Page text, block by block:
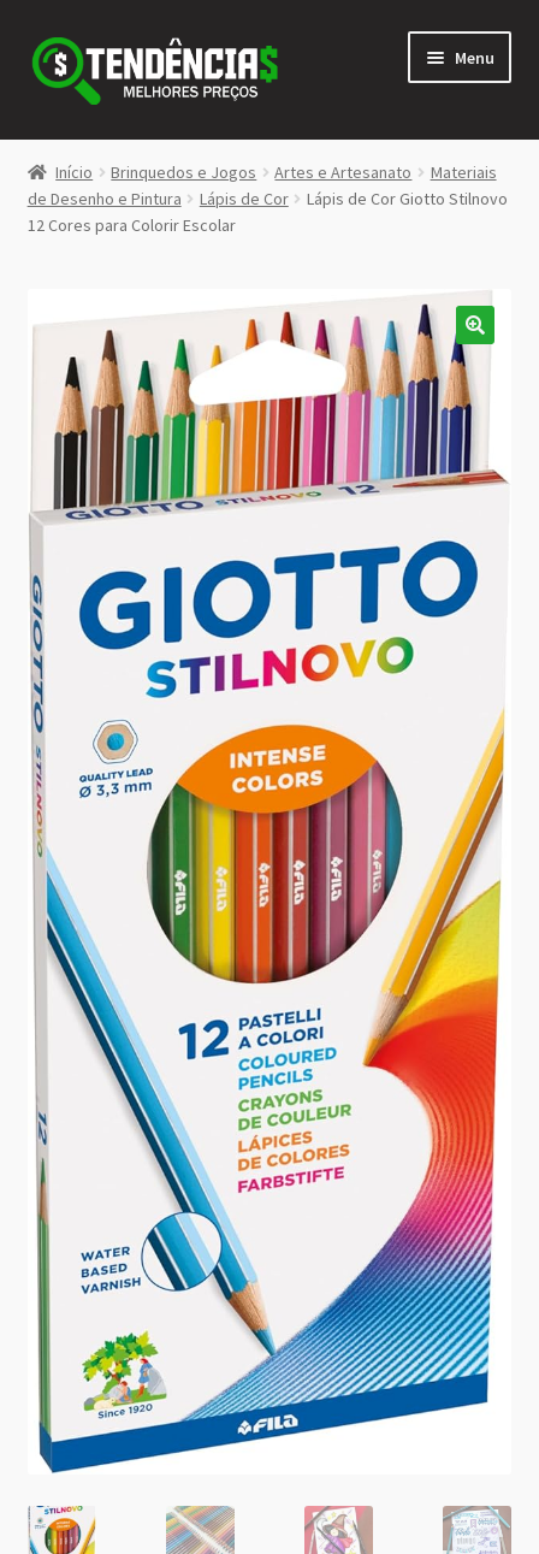
Pular
para
navegação
Pular
para
conteúdo
Menu
LOJA
<>
Início Brinquedos e Jogos Artes e Artesanato
Materiais
de Desenho e Pintura
Lápis de Cor
Lápis de Cor Giotto Stilnovo
12 Cores para Colorir Escolar